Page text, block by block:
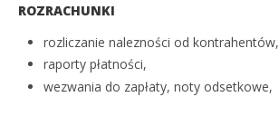
ROZRACHUNKI
rozliczanie nalezności od kontrahentów,
raporty płatności,
wezwania do zapłaty, noty odsetkowe,